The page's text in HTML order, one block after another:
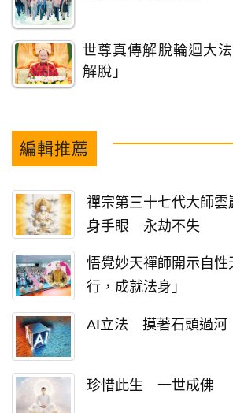
世尊真傳解脫輪迴大
解脫」
編輯推薦
禪宗第三十七代大師雲
身手眼 永劫不失
悟覺妙天禪師開示自
行，成就法身」
AI立法 摸著石頭過河
珍惜此生 一世成佛